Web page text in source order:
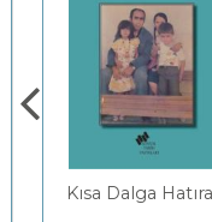
Kısa Dalga Hatıralar